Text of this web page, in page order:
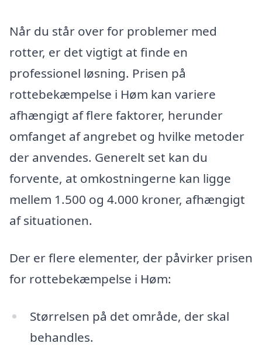
Når du står over for problemer med
rotter, er det vigtigt at finde en
professionel løsning. Prisen på
rottebekæmpelse i Høm kan variere
afhængigt af flere faktorer, herunder
omfanget af angrebet og hvilke metoder
der anvendes. Generelt set kan du
forvente, at omkostningerne kan ligge
mellem 1.500 og 4.000 kroner, afhængigt
af situationen.
Der er flere elementer, der påvirker prisen
for rottebekæmpelse i Høm:
Størrelsen på det område, der skal
behandles.